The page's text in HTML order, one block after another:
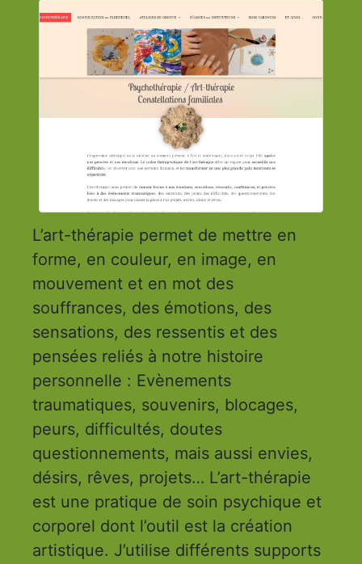
L’art-thérapie permet de mettre en
forme, en couleur, en image, en
mouvement et en mot des
souffrances, des émotions, des
sensations, des ressentis et des
pensées reliés à notre histoire
personnelle : Evènements
traumatiques, souvenirs, blocages,
peurs, difficultés, doutes
questionnements, mais aussi envies,
désirs, rêves, projets… L’art-thérapie
est une pratique de soin psychique et
corporel dont l’outil est la création
artistique. J’utilise différents supports